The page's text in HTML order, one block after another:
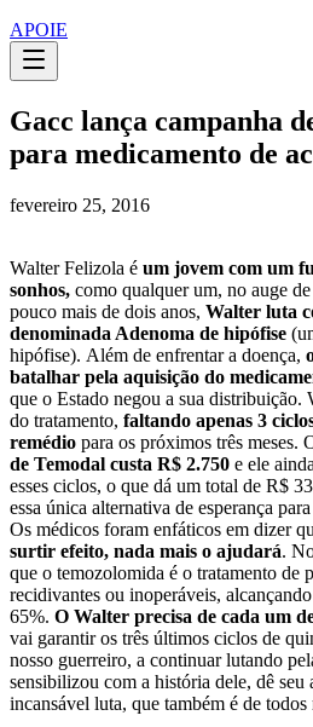
APOIE
Gacc lança campanha
para medicamento de
fevereiro 25, 2016
Walter Felizola é um jovem com um
sonhos, como qualquer um, no auge
pouco mais de dois anos, Walter luta
denominada Adenoma de hipófise
hipófise). Além de enfrentar a doença,
batalhar pela aquisição do
que o Estado negou a sua distribuição.
do tratamento, faltando apenas 3
remédio para os próximos três meses.
de Temodal custa R$ 2.750 e ele
esses ciclos, o que dá um total de R$
essa única alternativa de esperança
Os médicos foram enfáticos em dizer
surtir efeito, nada mais o ajudará.
que o temozolomida é o tratamento de
recidivantes ou inoperáveis,
65%. O Walter precisa de cada um
vai garantir os três últimos ciclos de
nosso guerreiro, a continuar lutando
sensibilizou com a história dele, dê seu
incansável luta, que também é de todos